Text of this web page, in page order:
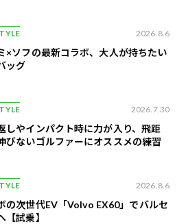
2026.8.6
×ソフの最新コラボ、大人が持ちたい
ッグ
2026.7.30
しやインパクト時に力が入り、飛距
びないゴルファーにオススメの練習
2026.8.6
の次世代EV「Volvo EX60」でバルセ
【試乗】